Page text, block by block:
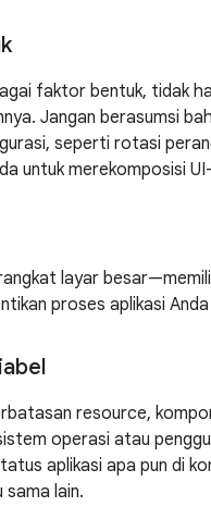
faktor bentuk, tidak
Jangan berasumsi
seperti rotasi
untuk merekomposisi
layar
proses aplikasi
resource,
operasi atau
aplikasi apa pun di
lain.